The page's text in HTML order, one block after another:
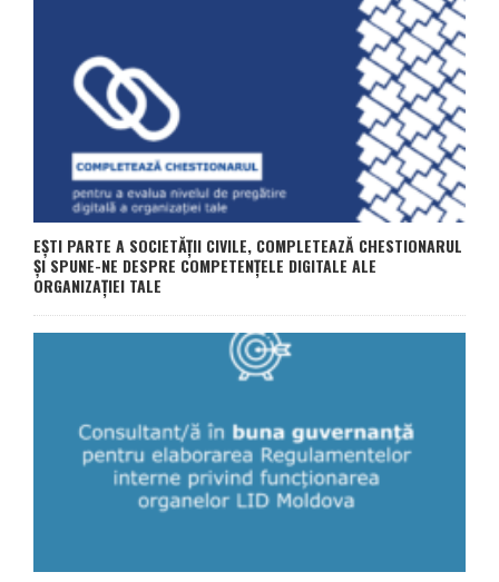
EȘTI PARTE A SOCIETĂȚII CIVILE, COMPLETEAZĂ CHESTIONARUL
ȘI SPUNE-NE DESPRE COMPETENȚELE DIGITALE ALE
ORGANIZAȚIEI TALE